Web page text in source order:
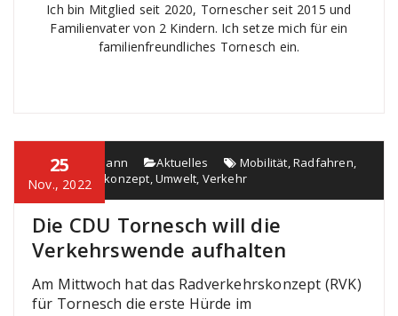
Ich bin Mitglied seit 2020, Tornescher seit 2015 und
Familienvater von 2 Kindern. Ich setze mich für ein
familienfreundliches Tornesch ein.
25
Nov., 2022
Thorsten Mann Aktuelles Mobilität,Radfahren,
Radverkehrskonzept,Umwelt, Verkehr
Die CDU Tornesch will die
Verkehrswende aufhalten
Am Mittwoch hat das Radverkehrskonzept (RVK)
für Tornesch die erste Hürde im